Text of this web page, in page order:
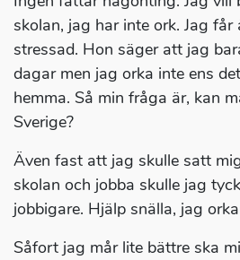
skolan, jag har inte ork. Jag
stressad. Hon säger att jag
dagar men jag orka inte ens
hemma. Så min fråga är, kan
Sverige?
Även fast att jag skulle satt
skolan och jobba skulle jag
jobbigare. Hjälp snälla, jag
Såfort jag mår lite bättre ska